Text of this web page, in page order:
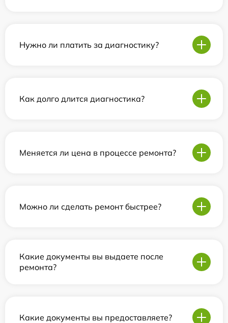
Нужно ли платить за диагностику?
Как долго длится диагностика?
Меняется ли цена в процессе ремонта?
Можно ли сделать ремонт быстрее?
Какие документы вы выдаете после
ремонта?
Какие документы вы предоставляете?